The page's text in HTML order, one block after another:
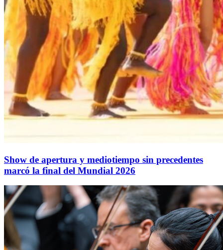
Show de apertura y mediotiempo sin precedentes
marcó la final del Mundial 2026